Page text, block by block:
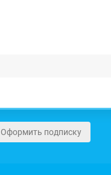
Оформить подписку